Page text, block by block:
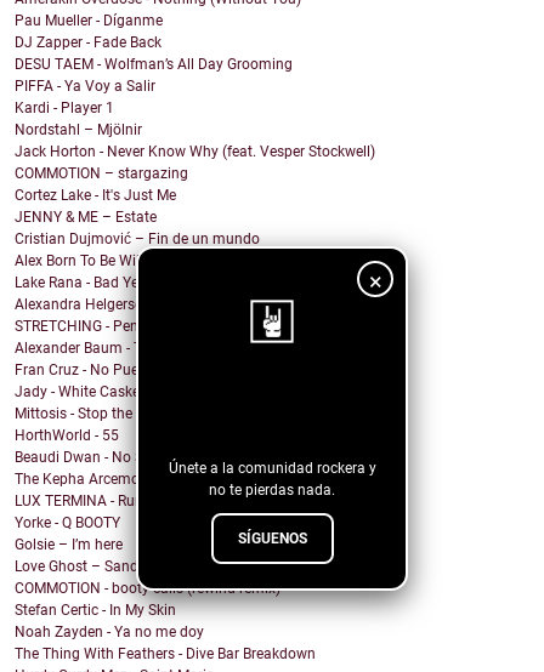
×
Únete a la comunidad rockera y
no te pierdas nada.
SÍGUENOS
Pau Mueller - Díganme
DJ Zapper - Fade Back
DESU TAEM - Wolfman’s All Day Grooming
PIFFA - Ya Voy a Salir
Kardi - Player 1
Nordstahl – Mjölnir
Jack Horton - Never Know Why (feat. Vesper Stockwell)
COMMOTION – stargazing
Cortez Lake - It's Just Me
JENNY & ME – Estate
Cristian Dujmović – Fin de un mundo
Alex Born To Be Wild - Nice Girls
Lake Rana - Bad Year
Alexandra Helgerson - We're Never Going Out
STRETCHING - Pencil Me In
Alexander Baum - Träume
Fran Cruz - No Puedo
Jady - White Casket
Mittosis - Stop the questions
HorthWorld - 55
Beaudi Dwan - No Sense To Me
The Kepha Arcemont Experiment - Southern Boy
LUX TERMINA - Run Rabbit Run
Yorke - Q BOOTY
Golsie – I’m here
Love Ghost – Sandcastles
COMMOTION - booty calls (rewind remix)
Stefan Certic - In My Skin
Noah Zayden - Ya no me doy
The Thing With Feathers - Dive Bar Breakdown